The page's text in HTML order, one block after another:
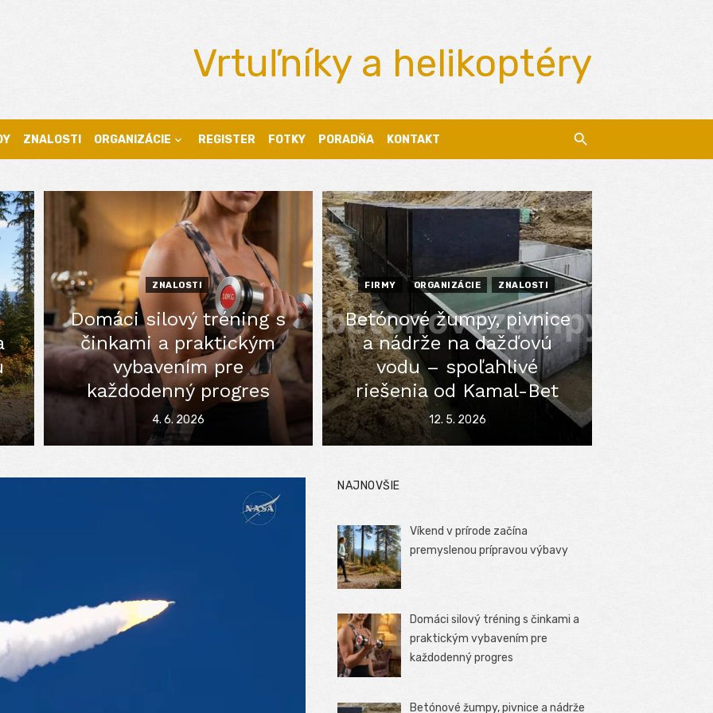
Vrtuľníky a helikoptéry
ZNALOSTI ORGANIZÁCIE REGISTER FOTKY PORADŇA KONTAKT
ZNALOSTI
Domáci silový tréning s
činkami a praktickým
vybavením pre
každodenný progres
Posted
on
4. 6. 2026
FIRMY ORGANIZÁCIE ZNALOSTI
Betónové žumpy, pivnice
a nádrže na dažďovú
vodu – spoľahlivé
riešenia od Kamal-Bet
Posted
12. 5. 2026
NAJNOVŠIE
Víkend v prírode začína
premyslenou prípravou výbavy
Domáci silový tréning s činkami a
praktickým vybavením pre
každodenný progres
Betónové žumpy, pivnice a nádrže